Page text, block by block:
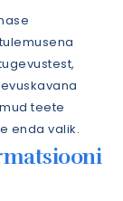
teete
enda valik.